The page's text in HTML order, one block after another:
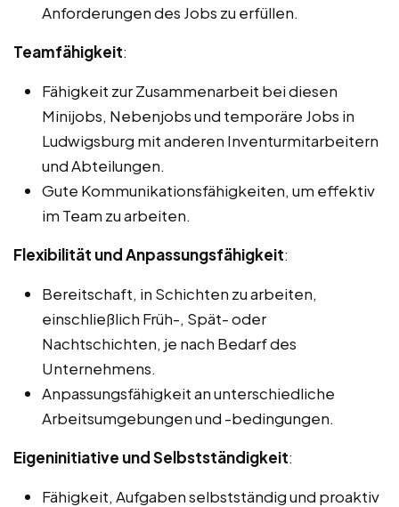
Anforderungen des Jobs zu erfüllen.
Teamfähigkeit:
Fähigkeit zur Zusammenarbeit bei diesen
Minijobs, Nebenjobs und temporäre Jobs in
Ludwigsburg mit anderen Inventurmitarbeitern
und Abteilungen.
Gute Kommunikationsfähigkeiten, um effektiv
im Team zu arbeiten.
Flexibilität und Anpassungsfähigkeit:
Bereitschaft, in Schichten zu arbeiten,
einschließlich Früh-, Spät- oder
Nachtschichten, je nach Bedarf des
Unternehmens.
Anpassungsfähigkeit an unterschiedliche
Arbeitsumgebungen und -bedingungen.
Eigeninitiative und Selbstständigkeit:
Fähigkeit, Aufgaben selbstständig und proaktiv